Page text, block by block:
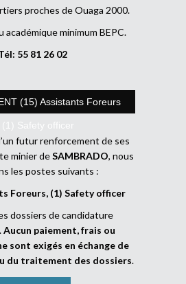
proches de Ouaga 2000.
académique minimum BEPC.
55 81 26 02
(15) Assistants Foreurs
(1) Safety officer
futur renforcement de ses
minier deSAMBRADO, nous
les postes suivants :
Foreurs, (1) Safety officer
dossiers de candidature
.Aucun paiement, frais ou
sont exigés en échange de
du traitement des dossiers.